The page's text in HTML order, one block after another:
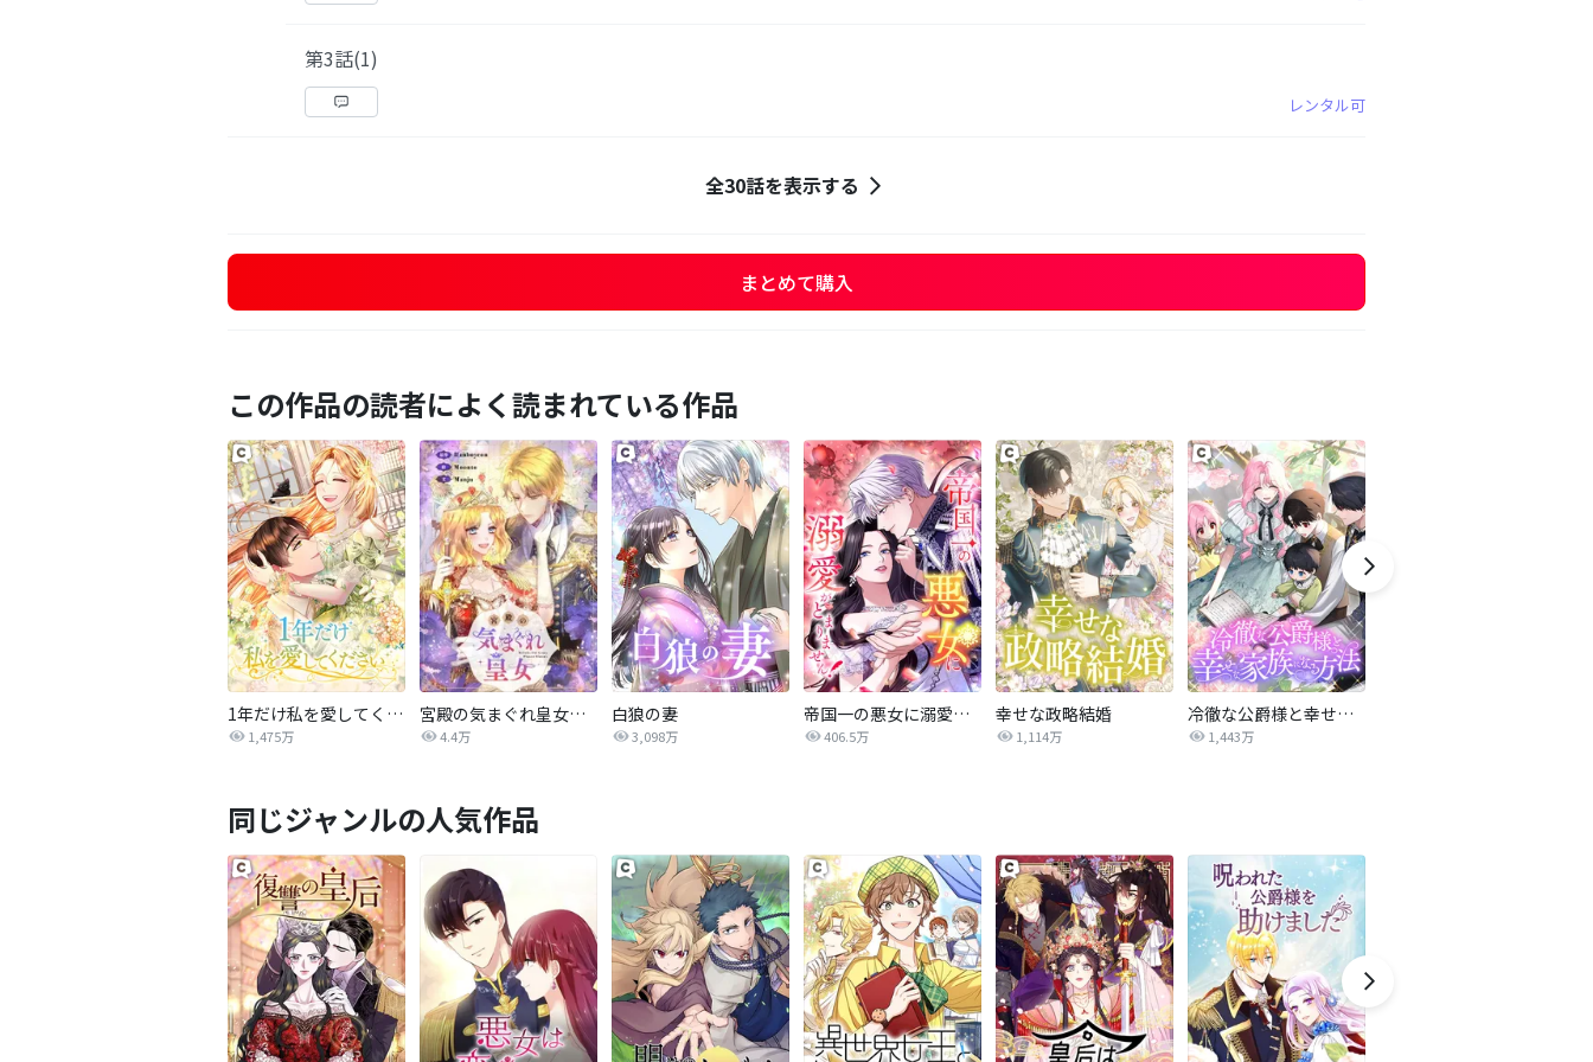
第3話(1)
レンタル可
全30話を表示する
まとめて購入
この作品の読者によく読まれている作品
1年だけ私を愛してください
1,475万
宮殿の気まぐれ皇女【タテヨミ】
4.4万
白狼の妻
3,098万
帝国一の悪女に溺愛がとまりません！
406.5万
幸せな政略結婚
1,114万
冷徹な公爵様と幸せな家族になる方法
1,443万
同じジャンルの人気作品